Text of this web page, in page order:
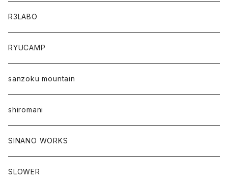
R3LABO
RYUCAMP
sanzoku mountain
shiromani
SINANO WORKS
SLOWER